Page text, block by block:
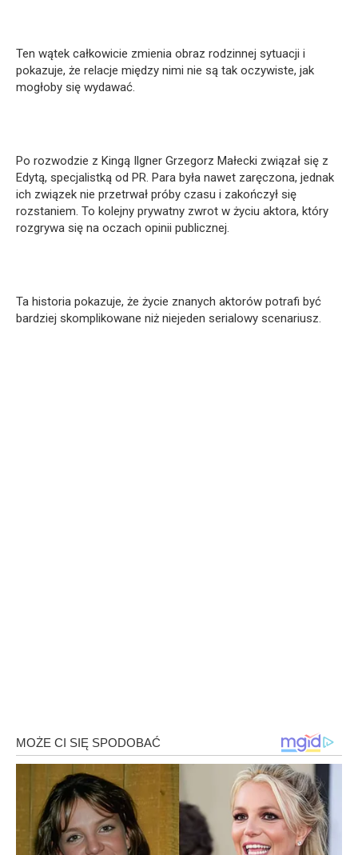
Ten wątek całkowicie zmienia obraz rodzinnej sytuacji i
pokazuje, że relacje między nimi nie są tak oczywiste, jak
mogłoby się wydawać.
Po rozwodzie z Kingą Ilgner Grzegorz Małecki związał się z
Edytą, specjalistką od PR. Para była nawet zaręczona, jednak
ich związek nie przetrwał próby czasu i zakończył się
rozstaniem. To kolejny prywatny zwrot w życiu aktora, który
rozgrywa się na oczach opinii publicznej.
Ta historia pokazuje, że życie znanych aktorów potrafi być
bardziej skomplikowane niż niejeden serialowy scenariusz.